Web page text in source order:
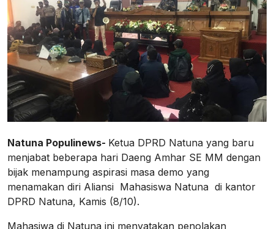
Natuna Populinews- Ketua DPRD Natuna yang baru
menjabat beberapa hari Daeng Amhar SE MM dengan
bijak menampung aspirasi masa demo yang
menamakan diri Aliansi Mahasiswa Natuna di kantor
DPRD Natuna, Kamis (8/10).
Mahasiwa di Natuna ini menyatakan penolakan